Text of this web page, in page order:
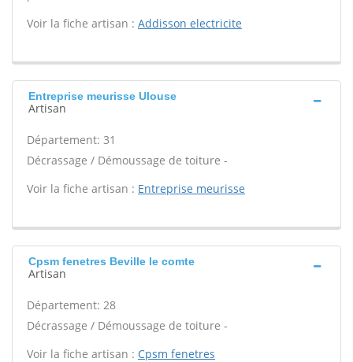
Voir la fiche artisan : Addisson electricite
Entreprise meurisse Ulouse
Artisan
Département: 31
Décrassage / Démoussage de toiture -
Voir la fiche artisan : Entreprise meurisse
Cpsm fenetres Beville le comte
Artisan
Département: 28
Décrassage / Démoussage de toiture -
Voir la fiche artisan : Cpsm fenetres